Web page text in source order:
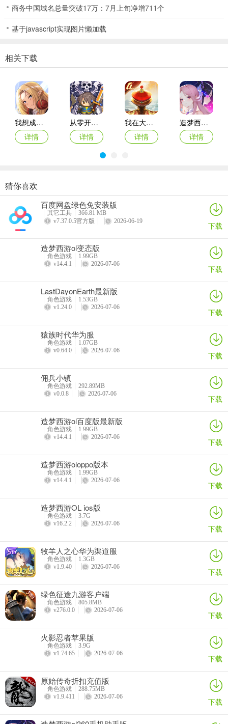
经典！
冲榜发展指南
1、10倍经验不要直接提取，想挂机打到没有经验加成了，然后再点
2、法阵和玉佩需要多买，因为保值(PS：绑定的能力和装备最重要)。
最好在每天0点、8点、12点、16点、20点买，每次刷新400多。这样
第六天，就可以10级玉佩9级阵法。
3、武器装备是大坑，前期千万别碰，因为武器装备永远在升级换代。
七天内唯一值得买的武器，就是破馆珍剑和猩猩宝甲，属性不错还能
4、3转只有2个名额，想要拿下必须话所有的时间在挂机练级上，24
小时不下线的那种，直购的礼包每天必须买完。
1、人形怪：左下→左上→右上→右下
3、魔龙战将(80级)：下→下
5、变异火龙统领(130级)：右→上
6、火龙统领(120级)：右→上→下→上
7、绿蜘蛛(140级)：下→下→左→右→左
8、红蜘蛛(150级)：左→右→左
9、白狐：下→上→上、上→下→上
10、金狐(180级)：左→下
12、玉狐(170级)：左→左→左→上
照顺序走就能找到。另外需要注意的是，部分怪不只有一种走法，还
有其他数种走法等待各位探寻。
商务中国域名总量突破17万：7月上旬净增711个
基于javascript实现图片懒加载
相关下载
我想成为影之强者国际服最新版本
详情
从零开始：结束
详情
我在大清当皇帝折扣端
详情
造梦西游ol腾讯版
详情
原始传奇oppo版登录器
详情
梦幻西游ios版
详情
永恒之塔2苹果版
原始传奇百度客户端
猜你喜欢
百度网盘绿色免安装版
其它工具
366.81 MB
v7.37.0.5官方版
2026-06-19 下载
造梦西游ol变态版
角色游戏
1.99GB
v14.4.1
2026-07-06 下载
LastDayonEarth最新版
角色游戏
1.53GB
v1.24.0
2026-07-06 下载
猿族时代华为服
角色游戏
1.07GB
v0.64.0
2026-07-06 下载
佣兵小镇
角色游戏
292.89MB
v0.0.8
2026-07-06 下载
造梦西游ol百度版最新版
角色游戏
1.99GB
v14.4.1
2026-07-06 下载
造梦西游oloppo版本
角色游戏
1.99GB
v14.4.1
2026-07-06 下载
造梦西游OL ios版
角色游戏
3.7G
v16.2.2
2026-07-06 下载
牧羊人之心华为渠道服
角色游戏
1.3GB
v1.9.40
2026-07-06 下载
绿色征途九游客户端
角色游戏
805.8MB
v276.0.0
2026-07-06 下载
火影忍者苹果版
角色游戏
3.9G
v1.74.65
2026-07-06 下载
原始传奇折扣充值版
角色游戏
288.75MB
v1.9.411
2026-07-06 下载